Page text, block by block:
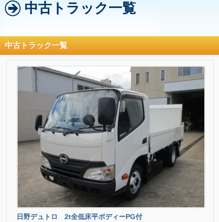
中古トラック一覧
中古トラック一覧
日野デュトロ 2t全低床平ボディーPG付